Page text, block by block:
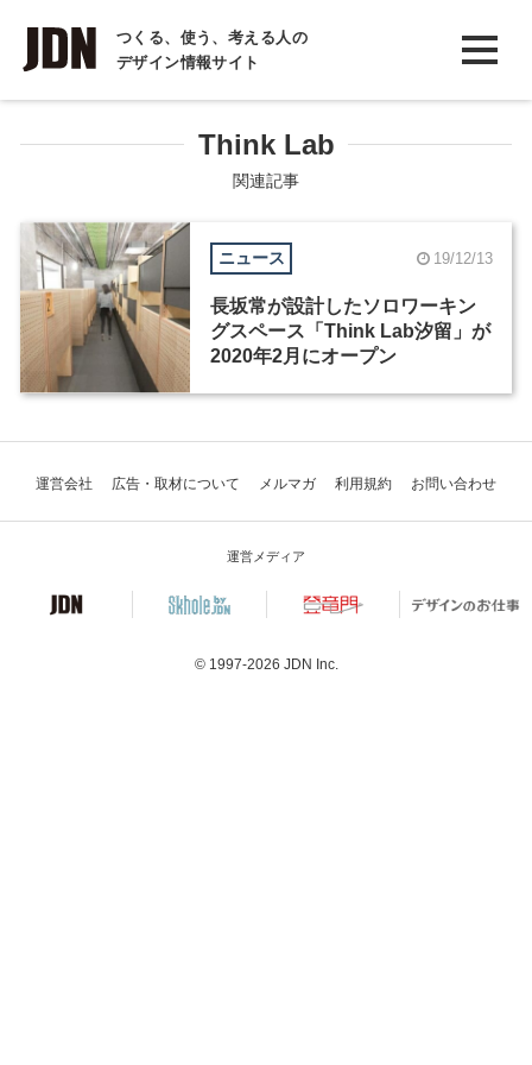
つくる、使う、考える人の
デザイン情報サイト
INTERVIEW
インタビュー
COLUMN
コラム
Think Lab
関連記事
ニュース 19/12/13
長坂常が設計したソロワーキン
グスペース「Think Lab汐留」が
2020年2月にオープン
運営会社 広告・取材について メルマガ 利用規約 お問い合わせ
運営メディア
© 1997-2026 JDN Inc.